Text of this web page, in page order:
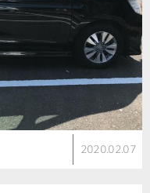
2020.02.07